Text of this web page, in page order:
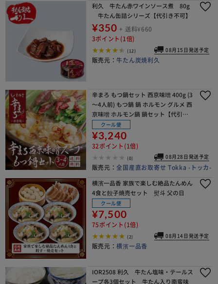
利久 牛たん赤ワインソース煮 80g
牛たん缶詰シリーズ【代引き不可】
¥350 + 送料¥660
3ポイント(1倍)
(12) 08月15日発送予定
販売元：牛たん炭焼利久
辛まろ もつ鍋セット 西京味噌 400g (3
～4人前) もつ鍋 鍋 ホルモン グルメ 西
京味噌 ホルモン鍋 鍋セット【代引き
不可】
クール便
¥3,240
32ポイント(1倍)
(0) 08月28日発送予定
販売元： 全国産直お取寄せ Tokka -トッカ-
横濱一品香 家族で楽しむ絶品たんめん
4食と餃子焼売セット 熨斗 父の日
クール便
¥7,500
75ポイント(1倍)
(2) 08月14日発送予定
販売元：横濱一品香
IOR2508 利久 牛たん塩味・テールス
ープ各3個セット 牛たん入り南蛮味